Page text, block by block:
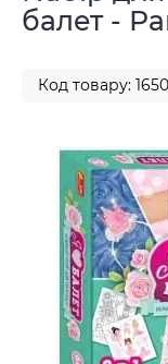
балет -
Код товару: